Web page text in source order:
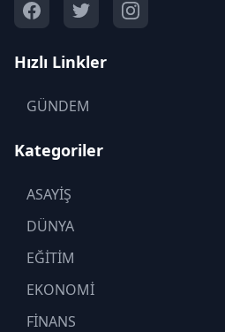
Hızlı Linkler
GÜNDEM
Kategoriler
ASAYİŞ
DÜNYA
EĞİTİM
EKONOMİ
FİNANS